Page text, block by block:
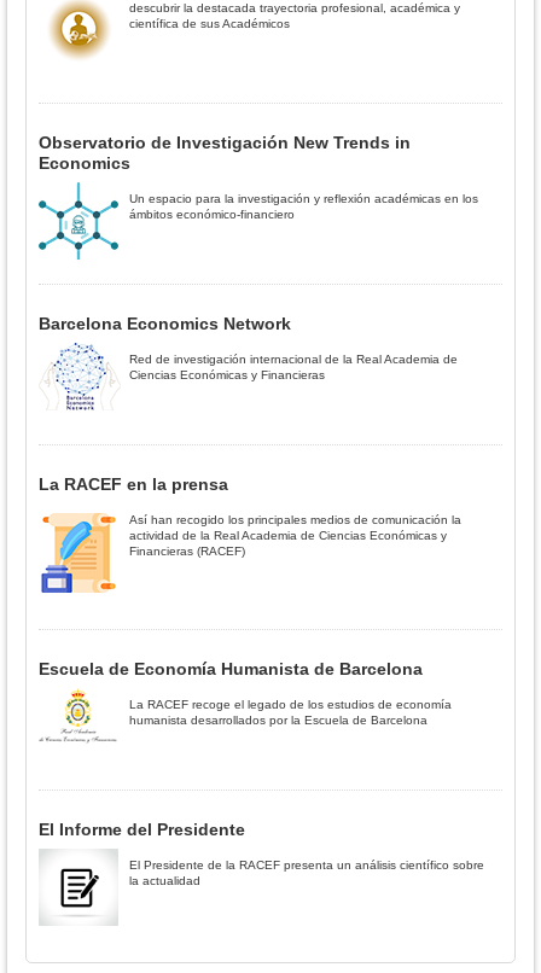
descubrir la destacada trayectoria profesional, académica y
científica de sus Académicos
Observatorio de Investigación New Trends in
Economics
Un espacio para la investigación y reflexión académicas en los
ámbitos económico-financiero
Barcelona Economics Network
Red de investigación internacional de la Real Academia de
Ciencias Económicas y Financieras
La RACEF en la prensa
Así han recogido los principales medios de comunicación la
actividad de la Real Academia de Ciencias Económicas y
Financieras (RACEF)
Escuela de Economía Humanista de Barcelona
La RACEF recoge el legado de los estudios de economía
humanista desarrollados por la Escuela de Barcelona
El Informe del Presidente
El Presidente de la RACEF presenta un análisis científico sobre
la actualidad